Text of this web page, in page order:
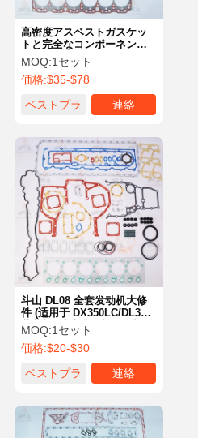
高密度アスベストガスケッ
トと完全なコンポーネント
を備えた、ヘビーデューテ
ィー斗山DB58掘削機リビル
ドキット、斗山掘削機エン
MOQ:1セット
価格:$35-$78
ベストプラ
連絡
斗山 DL08 全套发动机大修
件 (适用于 DX350LC/DL300
装载机) 斗山挖掘机发动机零
件 OEM 标准
MOQ:1セット
価格:$20-$30
ベストプラ
連絡